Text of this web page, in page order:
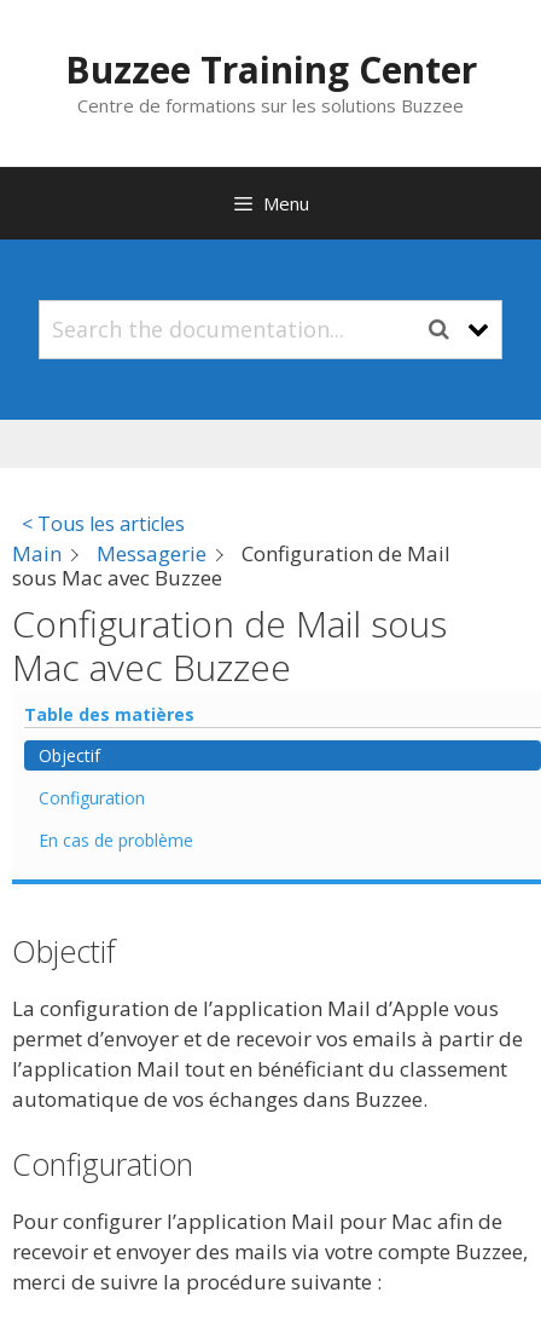
contenuBuzzee Training Center
Centre de formations sur les solutions Buzzee
Menu
< Tous les articles
Main Messagerie
Configuration de Mail
sous Mac avec Buzzee
Configuration de Mail sous
Mac avec Buzzee
Table des matières
Objectif
Configuration
En cas de problème
Objectif
La configuration de l’application Mail d’Apple vous
permet d’envoyer et de recevoir vos emails à partir de
l’application Mail tout en bénéficiant du classement
automatique de vos échanges dans Buzzee.
Configuration
Pour configurer l’application Mail pour Mac afin de
recevoir et envoyer des mails via votre compte Buzzee,
merci de suivre la procédure suivante :